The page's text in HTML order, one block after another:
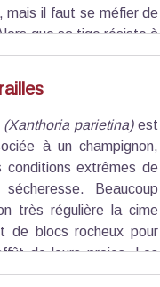
mais il faut se méfier de
que sa tige résiste à
déjà disparu de maintes
(Xanthoria parietina)est
à un champignon,
extrêmes de
Beaucoup
très régulière la cime
de blocs rocheux pour
de leurs proies. Les
développe en croûtes